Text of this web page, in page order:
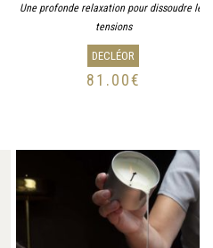
Une profonde relaxation pour dissoudre les
tensions
DECLÉOR
81.00€